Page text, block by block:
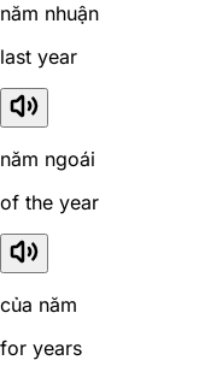
năm nhuận
last year
năm ngoái
of the year
của năm
for years